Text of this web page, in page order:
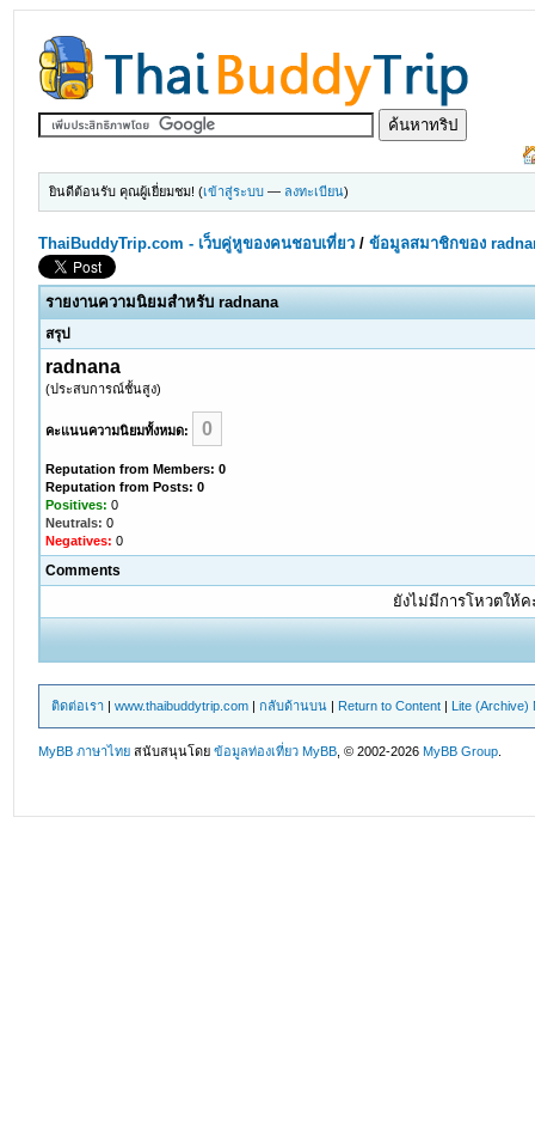
ยินดีต้อนรับ คุณผู้เยี่ยมชม! (เข้าสู่ระบบ — ลงทะเบียน)
ThaiBuddyTrip.com - เว็บคู่หูของคนชอบเที่ยว /ข้อมูลสมาชิกของ
รายงานความนิยมสำหรับ radnana
สรุป
radnana
(ประสบการณ์ชั้นสูง)
คะแนนความนิยมทั้งหมด: 0
Reputation from Members: 0
Reputation from Posts: 0
Positives: 0
Neutrals: 0
Negatives: 0
Comments
ยังไม่มีการโหวตให้
ติดต่อเรา |www.thaibuddytrip.com |กลับด้านบน | Return to Content | Lite (Archive)
MyBB ภาษาไทย สนับสนุนโดยข้อมูลท่องเที่ยว MyBB , © 2002-2026MyBB Group